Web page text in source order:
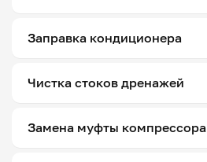
Заправка кондиционера
Чистка стоков дренажей
Замена муфты компрессора